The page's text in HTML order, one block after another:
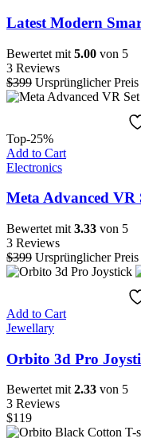
Latest Modern
Bewertet mit 5.00 von 5
3 Reviews
$399 Ursprünglicher
Top-25%
Add to Cart
Electronics
Meta Advanced VR
Bewertet mit 3.33 von 5
3 Reviews
$399 Ursprünglicher
Add to Cart
Jewellary
Orbito 3d Pro
Bewertet mit 2.33 von 5
3 Reviews
$119